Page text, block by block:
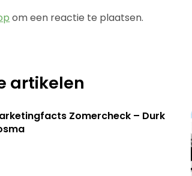
om een reactie te plaatsen.
artikelen
Zomercheck – Durk